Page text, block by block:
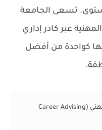
تسعى الجامعة
عبر كادر إداري
كواحدة من أفضل
مشرف إرشاد مهني (Career Advising